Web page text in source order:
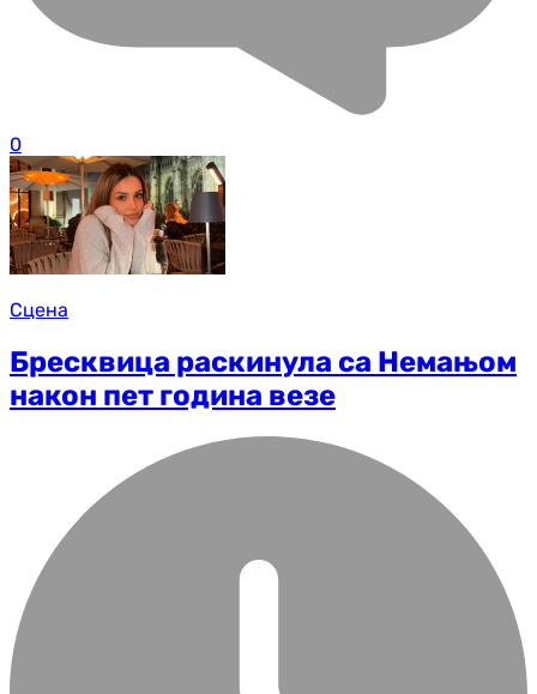
0
Сцена
Бресквица раскинула са Немањом
након пет година везе